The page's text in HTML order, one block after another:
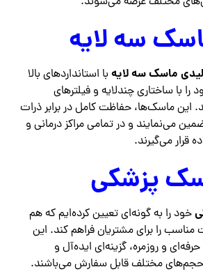
سه لایه
ماسک سه لایه با استانداردهای بالا
با ساختاری چندلایه و فیلترهای
ماسک‌ها، حفاظت کامل در برابر ذرات
می‌نمایند و در تمامی مراکز درمانی و
قرار می‌گیرند.
پزشکی
خود را به گونه‌ای تعیین کرده‌ایم که هم
را برای مشتریان فراهم کند. این
و روزمره، گزینه‌ای ایده‌آل و
مختلف قابل سفارش می‌باشند.